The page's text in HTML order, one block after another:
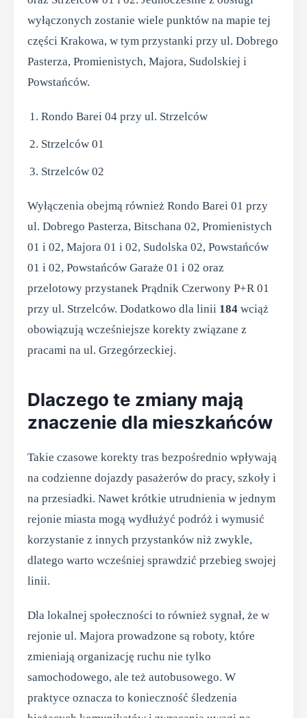
wyłączonych zostanie wiele punktów na mapie tej
części Krakowa, w tym przystanki przy ul. Dobrego
Pasterza, Promienistych, Majora, Sudolskiej i
Powstańców.
Rondo Barei 04 przy ul. Strzelców
Strzelców 01
Strzelców 02
Wyłączenia obejmą również Rondo Barei 01 przy
ul. Dobrego Pasterza, Bitschana 02, Promienistych
01 i 02, Majora 01 i 02, Sudolska 02, Powstańców
01 i 02, Powstańców Garaże 01 i 02 oraz
przelotowy przystanek Prądnik Czerwony P+R 01
przy ul. Strzelców. Dodatkowo dla linii 184 wciąż
obowiązują wcześniejsze korekty związane z
pracami na ul. Grzegórzeckiej.
Dlaczego te zmiany mają
znaczenie dla mieszkańców
Takie czasowe korekty tras bezpośrednio wpływają
na codzienne dojazdy pasażerów do pracy, szkoły i
na przesiadki. Nawet krótkie utrudnienia w jednym
rejonie miasta mogą wydłużyć podróż i wymusić
korzystanie z innych przystanków niż zwykle,
dlatego warto wcześniej sprawdzić przebieg swojej
linii.
Dla lokalnej społeczności to również sygnał, że w
rejonie ul. Majora prowadzone są roboty, które
zmieniają organizację ruchu nie tylko
samochodowego, ale też autobusowego. W
praktyce oznacza to konieczność śledzenia